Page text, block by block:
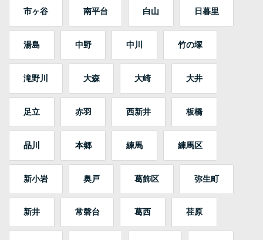
市ヶ谷 南平台 白山 日暮里
湯島 中野 中川 竹の塚
滝野川 大森 大崎 大井
足立 赤羽 西新井 板橋
品川 本郷 練馬 練馬区
新小岩 奥戸 葛飾区 弥生町
新井 常磐台 葛西 荏原